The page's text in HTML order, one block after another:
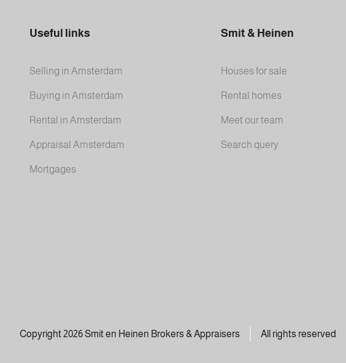
Useful links
Selling in Amsterdam
Buying in Amsterdam
Rental in Amsterdam
Appraisal Amsterdam
Mortgages
Smit & Heinen
Houses for sale
Rental homes
Meet our team
Search query
Copyright 2026 Smit en Heinen Brokers & Appraisers All rights reserved